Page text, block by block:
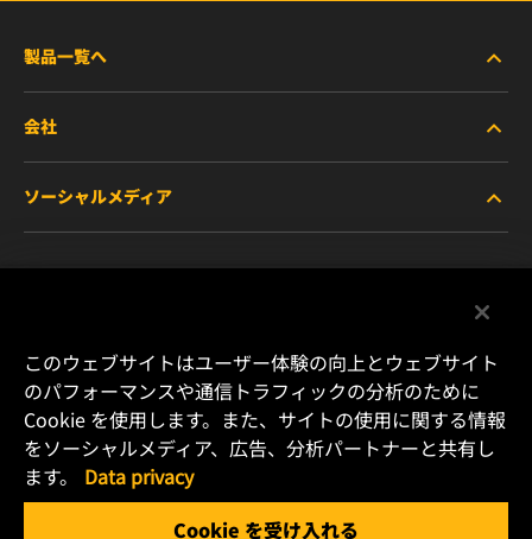
製品一覧へ
商用車および建機・農機・産業用途車両
乗用車および小型トラック
特殊用途向けフィルター
会社
WIXについて
リソース
キャリア
データプライバシー
リーガルノーティス
ソーシャルメディア
Instagram
YouTube
横浜市港北区新横浜2-15-10 YS新横浜ビル2F
このウェブサイトはユーザー体験の向上とウェブサイト
のパフォーマンスや通信トラフィックの分析のために
Cookie を使用します。また、サイトの使用に関する情報
をソーシャルメディア、広告、分析パートナーと共有し
ます。
Data privacy
Cookie を受け入れる